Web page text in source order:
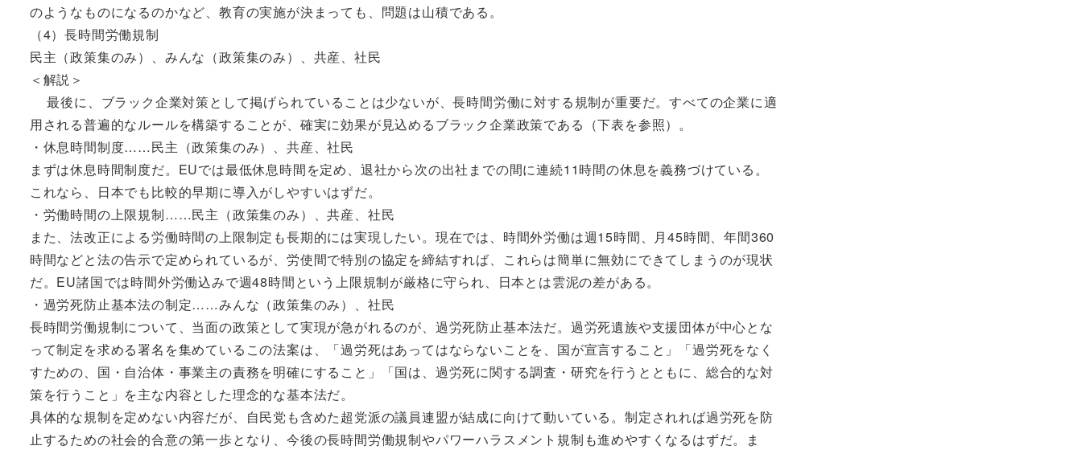
のようなものになるのかなど、教育の実施が決まっても、問題は山積である。
（4）長時間労働規制
民主（政策集のみ）、みんな（政策集のみ）、共産、社民
＜解説＞
最後に、ブラック企業対策として掲げられていることは少ないが、長時間労働に対する規制が重要だ。すべての企業に適
用される普遍的なルールを構築することが、確実に効果が見込めるブラック企業政策である（下表を参照）。
・休息時間制度……民主（政策集のみ）、共産、社民
まずは休息時間制度だ。EUでは最低休息時間を定め、退社から次の出社までの間に連続11時間の休息を義務づけている。
これなら、日本でも比較的早期に導入がしやすいはずだ。
・労働時間の上限規制……民主（政策集のみ）、共産、社民
また、法改正による労働時間の上限制定も長期的には実現したい。現在では、時間外労働は週15時間、月45時間、年間360
時間などと法の告示で定められているが、労使間で特別の協定を締結すれば、これらは簡単に無効にできてしまうのが現状
だ。EU諸国では時間外労働込みで週48時間という上限規制が厳格に守られ、日本とは雲泥の差がある。
・過労死防止基本法の制定……みんな（政策集のみ）、社民
長時間労働規制について、当面の政策として実現が急がれるのが、過労死防止基本法だ。過労死遺族や支援団体が中心とな
って制定を求める署名を集めているこの法案は、「過労死はあってはならないことを、国が宣言すること」「過労死をなく
すための、国・自治体・事業主の責務を明確にすること」「国は、過労死に関する調査・研究を行うとともに、総合的な対
策を行うこと」を主な内容とした理念的な基本法だ。
具体的な規制を定めない内容だが、自民党も含めた超党派の議員連盟が結成に向けて動いている。制定されれば過労死を防
止するための社会的合意の第一歩となり、今後の長時間労働規制やパワーハラスメント規制も進めやすくなるはずだ。ま